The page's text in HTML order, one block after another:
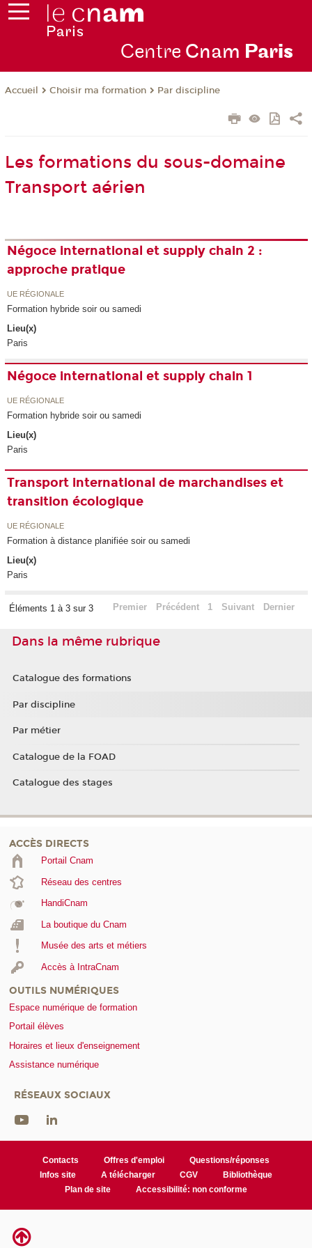
Centre Cnam Paris
Accueil Choisir ma formation Par discipline
Les formations du sous-domaine
Transport aérien
Négoce international et supply chain 2 :
approche pratique
UE RÉGIONALE
Formation hybride soir ou samedi
Lieu(x)
Paris
Négoce international et supply chain 1
UE RÉGIONALE
Formation hybride soir ou samedi
Lieu(x)
Paris
Transport international de marchandises et
transition écologique
UE RÉGIONALE
Formation à distance planifiée soir ou samedi
Lieu(x)
Paris
Éléments 1 à 3 sur 3 Premier Précédent 1 Suivant Dernier
Dans la même rubrique
Catalogue des formations
Par discipline
Par métier
Catalogue de la FOAD
Catalogue des stages
ACCÈS DIRECTS
Portail Cnam
Réseau des centres
HandiCnam
La boutique du Cnam
Musée des arts et métiers
Accès à IntraCnam
OUTILS NUMÉRIQUES
Espace numérique de formation
Portail élèves
Horaires et lieux d'enseignement
Assistance numérique
RÉSEAUX SOCIAUX
Contacts Offres d'emploi
Questions/réponses
Infos site
A télécharger CGV
Bibliothèque
Plan de site
Accessibilité: non conforme